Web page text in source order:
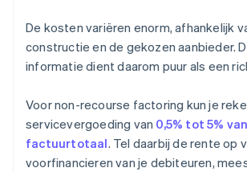
De kosten variëren enorm, afhankelijk
constructie en de gekozen aanbieder.
informatie dient daarom puur als een
Voor non-recourse factoring kun je
servicevergoeding van 0,5% tot 5%
factuurtotaal. Tel daarbij de rente op
voorfinancieren van je debiteuren,